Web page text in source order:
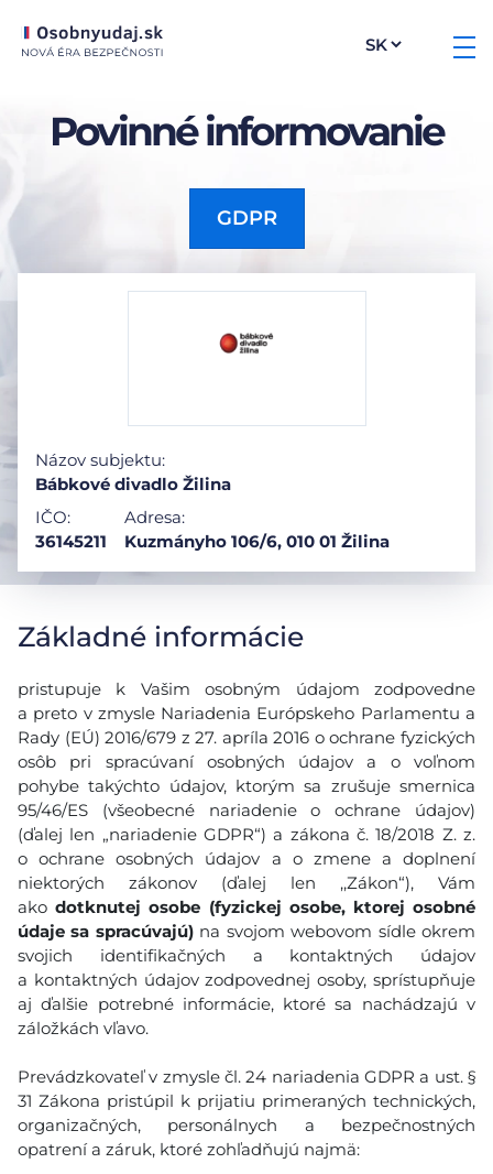
Povinné informovanie
GDPR
Názov subjektu:
Bábkové divadlo Žilina
IČO:
36145211
Adresa:
Kuzmányho 106/6, 010 01 Žilina
Základné informácie
pristupuje k Vašim osobným údajom zodpovedne
a preto v zmysle Nariadenia Európskeho Parlamentu a
Rady (EÚ) 2016/679 z 27. apríla 2016 o ochrane fyzických
osôb pri spracúvaní osobných údajov a o voľnom
pohybe takýchto údajov, ktorým sa zrušuje smernica
95/46/ES (všeobecné nariadenie o ochrane údajov)
(ďalej len „nariadenie GDPR“) a zákona č. 18/2018 Z. z.
o ochrane osobných údajov a o zmene a doplnení
niektorých zákonov (ďalej len ,,Zákon“), Vám
akodotknutej osobe (fyzickej osobe, ktorej osobné
údaje sa spracúvajú)na svojom webovom sídle okrem
svojich identifikačných a kontaktných údajov
a kontaktných údajov zodpovednej osoby, sprístupňuje
aj ďalšie potrebné informácie, ktoré sa nachádzajú v
záložkách vľavo.
Prevádzkovateľ v zmysle čl. 24 nariadenia GDPR a ust. §
31 Zákona pristúpil k prijatiu primeraných technických,
organizačných, personálnych a bezpečnostných
opatrení a záruk, ktoré zohľadňujú najmä: